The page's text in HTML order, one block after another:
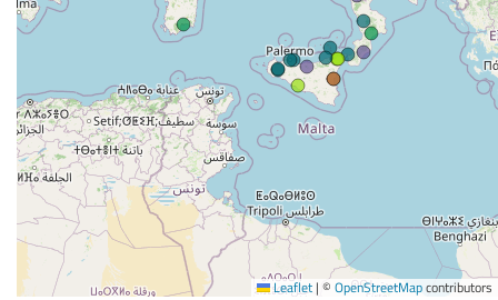
Leaflet | © OpenStreetMapcontributors